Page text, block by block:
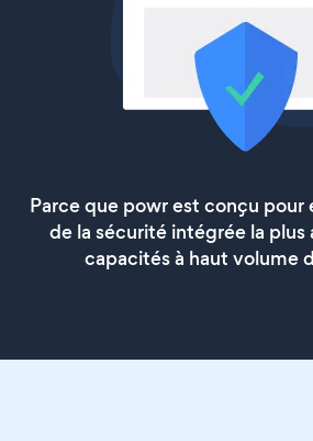
Parce que powr est conçu pour
de la sécurité intégrée la plus
capacités à haut volume